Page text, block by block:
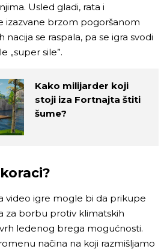
Usled gladi, rata i
izazvane brzom pogoršanom
nacija se raspala, pa se igra svodi
„super sile”.
Kako milijarder koji
stoji iza Fortnajta štiti
šume?
video igre mogle bi da prikupe
za borbu protiv klimatskih
ledenog brega mogućnosti.
načina na koji razmišljamo